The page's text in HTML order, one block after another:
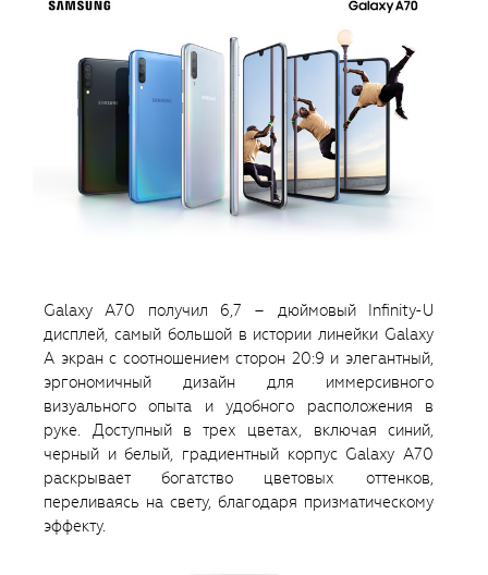
Galaxy A70 получил 6,7 – дюймовый Infinity-U
дисплей, самый большой в истории линейки Galaxy
A экран с соотношением сторон 20:9 и элегантный,
эргономичный дизайн для иммерсивного
визуального опыта и удобного расположения в
руке. Доступный в трех цветах, включая синий,
черный и белый, градиентный корпус Galaxy A70
раскрывает богатство цветовых оттенков,
переливаясь на свету, благодаря призматическому
эффекту.